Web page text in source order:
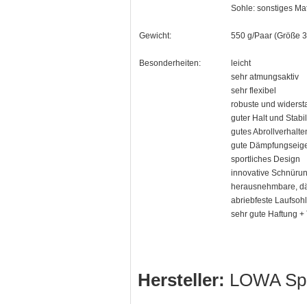
Sohle: sonstiges
Gewicht: 550 g/Paar (Größe
Besonderheiten:
leicht
sehr atmungsaktiv
sehr flexibel
robuste und
guter Halt und
gutes
gute
sportliches Design
innovative
herausnehmbare,
abriebfeste
sehr gute Haftung
Hersteller: LOWA